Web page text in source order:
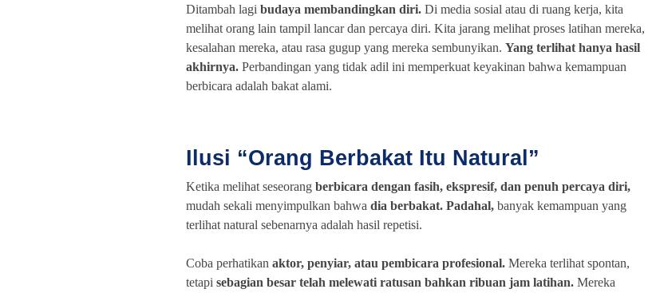
Ditambah lagi budaya membandingkan diri. Di media sosial atau di ruang kerja, kita
melihat orang lain tampil lancar dan percaya diri. Kita jarang melihat proses latihan mereka,
kesalahan mereka, atau rasa gugup yang mereka sembunyikan. Yang terlihat hanya hasil
akhirnya. Perbandingan yang tidak adil ini memperkuat keyakinan bahwa kemampuan
berbicara adalah bakat alami.
Ilusi “Orang Berbakat Itu Natural”
Ketika melihat seseorang berbicara dengan fasih, ekspresif, dan penuh percaya diri,
mudah sekali menyimpulkan bahwa dia berbakat. Padahal, banyak kemampuan yang
terlihat natural sebenarnya adalah hasil repetisi.
Coba perhatikan aktor, penyiar, atau pembicara profesional. Mereka terlihat spontan,
tetapi sebagian besar telah melewati ratusan bahkan ribuan jam latihan. Mereka